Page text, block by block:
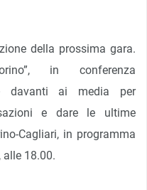
della prossima gara.
in conferenza
davanti ai media per
e dare le ultime
Cagliari, in programma
alle 18.00.